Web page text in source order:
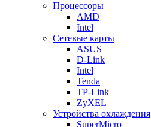
Процессоры
AMD
Intel
Сетевые карты
ASUS
D-Link
Intel
Tenda
TP-Link
ZyXEL
Устройства охлаждения
SuperMicro